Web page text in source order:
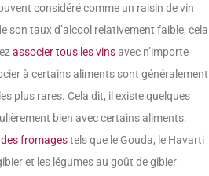
considéré comme un raisin de vin
son taux d’alcool relativement faible, cela
associer tous les vinsavec n’importe
à certains aliments sont généralement
plus rares. Cela dit, il existe quelques
bien avec certains aliments.
fromagestels que le Gouda, le Havarti
et les légumes au goût de gibier